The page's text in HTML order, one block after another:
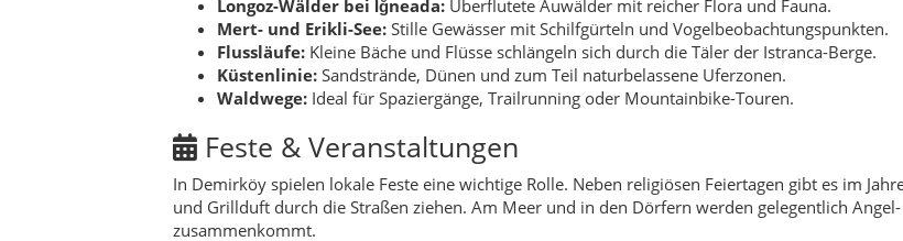
Geschichte & Timeline von Demirköy
Der Name „Demirköy“ bedeutet „Eisendorf“ und verweist auf die historische Bedeutung als
hier Metall verarbeitet – insbesondere Kanonen und andere militärische Ausrüstung für das
Dökümhanesi“ bezeichnet, sind heute noch zu sehen.
In der osmanischen Zeit war die Region multikulturell: griechische, bulgarische und
Balkankriegen und der Republikgründung veränderte sich die Bevölkerungsstruktur deutlich,
dem weiteren Balkanraum.
Im 20. Jahrhundert entwickelte sich Demirköy zu einem eigenständigen Landkreis mit